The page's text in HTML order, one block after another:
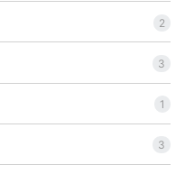
2
3
1
3